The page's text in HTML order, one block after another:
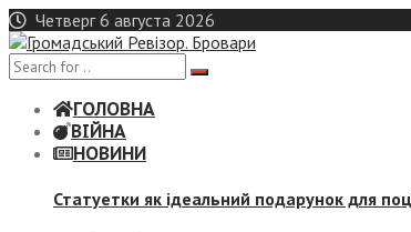
Skip
to
content
Четверг 6 августа 2026
ГОЛОВНА
ВІЙНА
НОВИНИ
Статуетки як ідеальний подарунок для